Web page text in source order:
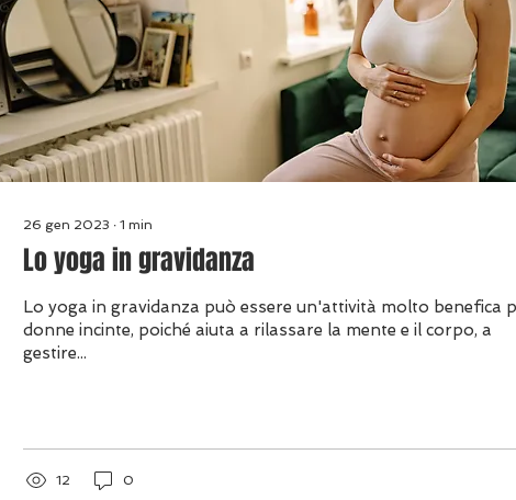
26 gen 2023 ∙ 1 min
Lo yoga in gravidanza
Lo yoga in gravidanza può essere un'attività molto benefica
donne incinte, poiché aiuta a rilassare la mente e il corpo, a
gestire...
12 0